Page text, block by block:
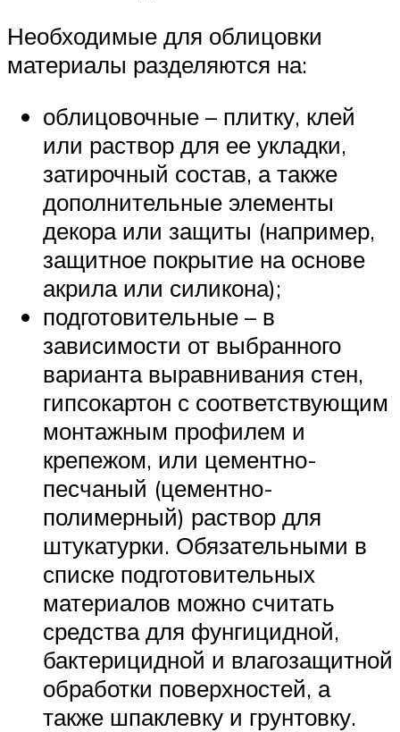
Необходимые для облицовки
материалы разделяются на:
облицовочные – плитку, клей
или раствор для ее укладки,
затирочный состав, а также
дополнительные элементы
декора или защиты (например,
защитное покрытие на основе
акрила или силикона);
подготовительные – в
зависимости от выбранного
варианта выравнивания стен,
гипсокартон с соответствующим
монтажным профилем и
крепежом, или цементно-
песчаный (цементно-
полимерный) раствор для
штукатурки. Обязательными в
списке подготовительных
материалов можно считать
средства для фунгицидной,
бактерицидной и влагозащитной
обработки поверхностей, а
также шпаклевку и грунтовку.